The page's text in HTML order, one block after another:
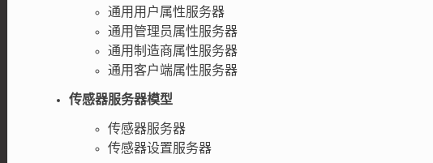
通用用户属性服务器
通用管理员属性服务器
通用制造商属性服务器
通用客户端属性服务器
传感器服务器模型
传感器服务器
传感器设置服务器